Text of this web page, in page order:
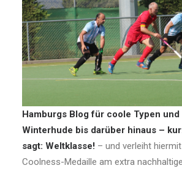
Hamburgs Blog für coole Typen
Winterhude bis darüber hinaus –
sagt: Weltklasse! – und verleiht
Coolness-Medaille am extra